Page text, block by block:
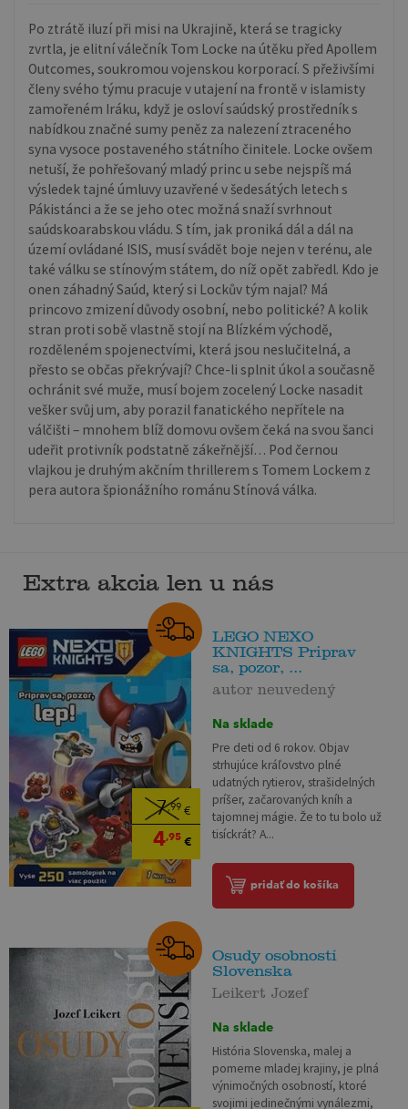
Po ztrátě iluzí při misi na Ukrajině, která se tragicky
zvrtla, je elitní válečník Tom Locke na útěku před Apollem
Outcomes, soukromou vojenskou korporací. S přeživšími
členy svého týmu pracuje v utajení na frontě v islamisty
zamořeném Iráku, když je osloví saúdský prostředník s
nabídkou značné sumy peněz za nalezení ztraceného
syna vysoce postaveného státního činitele. Locke ovšem
netuší, že pohřešovaný mladý princ u sebe nejspíš má
výsledek tajné úmluvy uzavřené v šedesátých letech s
Pákistánci a že se jeho otec možná snaží svrhnout
saúdskoarabskou vládu. S tím, jak proniká dál a dál na
území ovládané ISIS, musí svádět boje nejen v terénu, ale
také válku se stínovým státem, do níž opět zabředl. Kdo je
onen záhadný Saúd, který si Lockův tým najal? Má
princovo zmizení důvody osobní, nebo politické? A kolik
stran proti sobě vlastně stojí na Blízkém východě,
rozděleném spojenectvími, která jsou neslučitelná, a
přesto se občas překrývají? Chce-li splnit úkol a současně
ochránit své muže, musí bojem zocelený Locke nasadit
vešker svůj um, aby porazil fanatického nepřítele na
válčišti – mnohem blíž domovu ovšem čeká na svou šanci
udeřit protivník podstatně zákeřnější… Pod černou
vlajkou je druhým akčním thrillerem s Tomem Lockem z
pera autora špionážního románu Stínová válka.
Extra akcia len u nás
7,99 €
4,95€
LEGO NEXO
KNIGHTS Priprav
sa, pozor, ...
autor neuvedený
Na sklade
Pre deti od 6 rokov. Objav
strhujúce kráľovstvo plné
udatných rytierov, strašidelných
príšer, začarovaných kníh a
tajomnej mágie. Že to tu bolo už
tisíckrát? A...
pridať do košíka
Osudy osobností
Slovenska
Leikert Jozef
Na sklade
História Slovenska, malej a
pomerne mladej krajiny, je plná
výnimočných osobností, ktoré
svojimi jedinečnými vynálezmi,